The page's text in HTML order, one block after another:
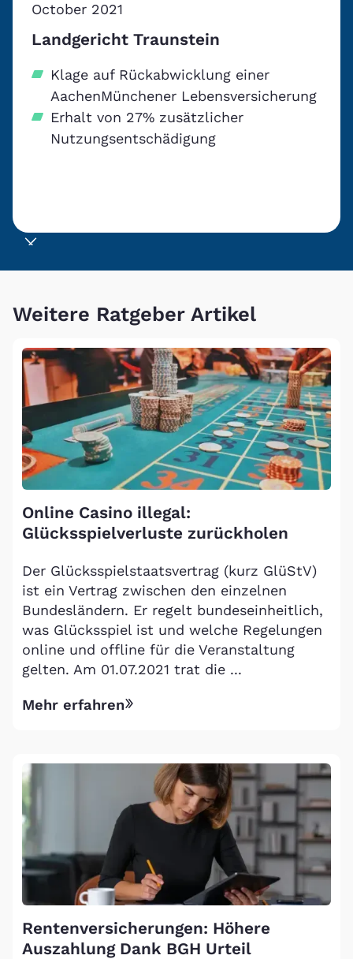
October 2021
Landgericht Traunstein
Klage auf Rückabwicklung einer
AachenMünchener Lebensversicherung
Erhalt von 27% zusätzlicher
Nutzungsentschädigung
Slide 3 of 5.
Weitere Ratgeber Artikel
Online Casino illegal:
Glücksspielverluste zurückholen
Der Glücksspielstaatsvertrag (kurz GlüStV)
ist ein Vertrag zwischen den einzelnen
Bundesländern. Er regelt bundeseinheitlich,
was Glücksspiel ist und welche Regelungen
online und offline für die Veranstaltung
gelten. Am 01.07.2021 trat die ...
Mehr erfahren
Rentenversicherungen: Höhere
Auszahlung Dank BGH Urteil